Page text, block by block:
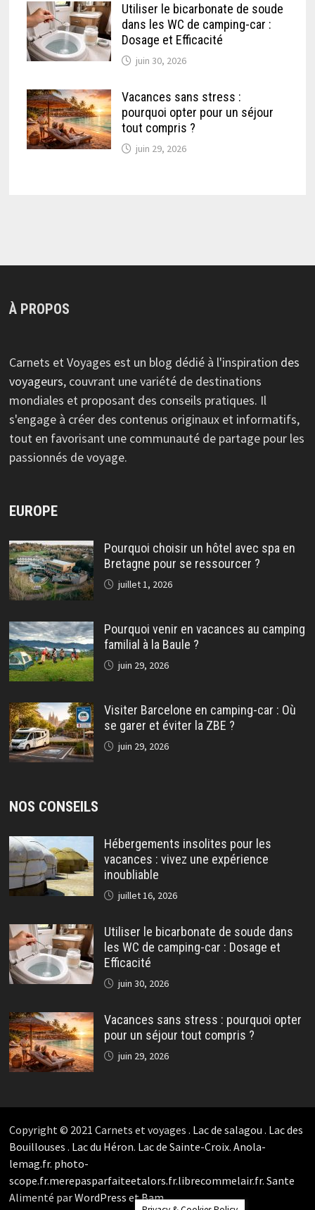
Utiliser le bicarbonate de soude
dans les WC de camping-car :
Dosage et Efficacité
juin 30, 2026
Vacances sans stress :
pourquoi opter pour un séjour
tout compris ?
juin 29, 2026
À PROPOS
Carnets et Voyages est un blog dédié à l'inspiration des
voyageurs, couvrant une variété de destinations
mondiales et proposant des conseils pratiques. Il
s'engage à créer des contenus originaux et informatifs,
tout en favorisant une communauté de partage pour les
passionnés de voyage.
EUROPE
Pourquoi choisir un hôtel avec spa en
Bretagne pour se ressourcer ?
juillet 1, 2026
Pourquoi venir en vacances au camping
familial à la Baule ?
juin 29, 2026
Visiter Barcelone en camping-car : Où
se garer et éviter la ZBE ?
juin 29, 2026
NOS CONSEILS
Hébergements insolites pour les
vacances : vivez une expérience
inoubliable
juillet 16, 2026
Utiliser le bicarbonate de soude dans
les WC de camping-car : Dosage et
Efficacité
juin 30, 2026
Vacances sans stress : pourquoi opter
pour un séjour tout compris ?
juin 29, 2026
Copyright © 2021 Carnets et voyages . Lac de salagou . Lac des
Bouillouses . Lac du Héron. Lac de Sainte-Croix.Anola-
lemag.fr. photo-
scope.fr.merepasparfaiteetalors.fr.librecommelair.fr.Sante
Alimenté parWordPress etBam.